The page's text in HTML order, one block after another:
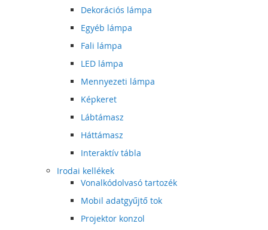
Dekorációs lámpa
Egyéb lámpa
Fali lámpa
LED lámpa
Mennyezeti lámpa
Képkeret
Lábtámasz
Háttámasz
Interaktív tábla
Irodai kellékek
Vonalkódolvasó tartozék
Mobil adatgyűjtő tok
Projektor konzol